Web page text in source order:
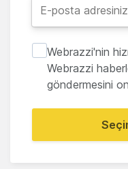
Webrazzi'nin
Webrazzi
göndermesini